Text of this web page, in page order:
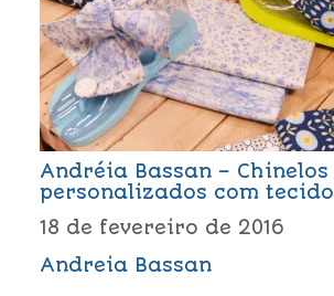
Andréia Bassan – Chinelos
personalizados com tecido
18 de fevereiro de 2016
Andreia Bassan